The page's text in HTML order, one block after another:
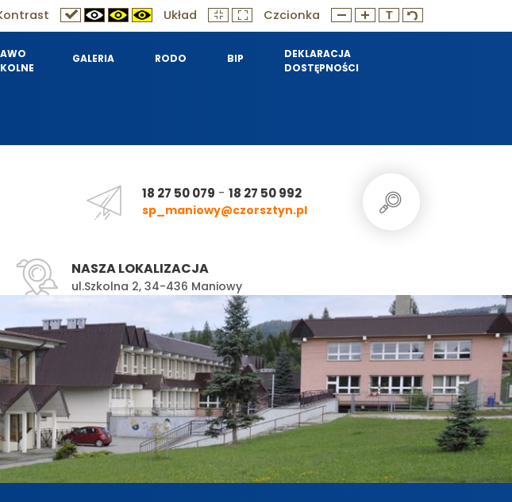
Układ Czcionka
GALERIA RODO BIP
DEKLARACJA
DOSTĘPNOŚCI
18 27 50 079 - 18 27 50 992
sp_maniowy@czorsztyn.pl
NASZA LOKALIZACJA
ul.Szkolna 2, 34-436 Maniowy